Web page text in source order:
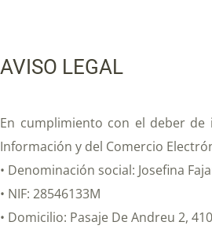
AVISO LEGAL
En cumplimiento con el deber de
Información y del Comercio
• Denominación social: Josefina
• NIF: 28546133M
• Domicilio: Pasaje De Andreu 2,